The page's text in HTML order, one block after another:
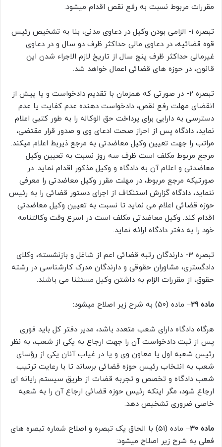
مقررات مربوط نسبت به رفع نقص اقدام میشود.
تبصره ۱- الزامی بودن وکیل در دعاوی مدنی، بنا به تشخیص رئیس
قوه قضائیه، در دعاوی مالی حداکثر ظرف دو سال و در دعاوی
غیرمالی حداکثر ظرف پنج سال از تاریخ لازم الاجراء شدن این
قانون، در حوزه های قضائی اعمال خواهد شد.
تبصره ۲- در صورتی که همزمان با تقدیم دادخواست و یا پیش از
انقضای مهلت رفع نقص، دادخواست دهنده عدم کفایت یا عدم
دسترسی به دارایی برای پرداخت حق الوکاله را به طور کتبی اعلام
نماید، دادگاه پس از احراز صحت ادعای وی و صدور قرار مقتضی،
مراتب را جهت تعیین وکیل معاضدتی به مرجع ذیربط اعلام میکند.
مرجع مربوط مکلف است ظرف سه روز نسبت به تعیین وکیل
معاضدتی و اعلام آن به دادگاه و وکیل مذکور اقدام نماید. در
صورتیکه مرجع مربوط، در مهلت مقرر وکیل معاضدتی را معرفی
ننماید، دادگاه گزارش استنکاف از اجرای دستور قضائی را به رئیس
حوزه قضائی اعلام می نماید تا نسبت به تعیین وکیل معاضدتی
اقدام کند. وکیل معاضدتی مکلف است در اسرع وقت وکالتنامه
خود را به دفتر دادگاه ارائه نماید.
تبصره ۳- دارندگان رتبه قضائی اعم از شاغل و بازنشسته، وکلای
دادگستری، مشاوران حقوقی و دارندگان مدرک کارشناسی در رشته
حقوق، از مقررات الزام به داشتن وکیل مستثنا می باشند.
ماده ۲۹ – ماده (۵۰) به شرح زیر اصلاح میشود:
هرگاه دادگاه دارای شعب متعدد باشد، مدیر دفتر کل باید فوری
پس از ثبت دادخواست آن را جهت ارجاع به یکی از شعب، به نظر
رئیس شعبه اول یا معاون وی و یا در غیاب آنان یکی از رؤسای
شعب به انتخاب رئیس حوزه قضائی برساند تا با رعایت ترتیب
شعب دادگاه و تخصص و تجربه قضات از طریق سیستم رایانه ای
ارجاع شود، مگر اینکه رئیس حوزه قضائی ارجاع آن را به شعبه
خاصی ضروری تشخیص دهد.
ماده ۳۰
– ماده (۵۱) با الحاق یک تبصره و اصلاح شماره تبصره های
فعلی به شرح زیر اصلاح میشود: